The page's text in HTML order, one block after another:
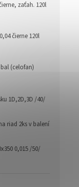
zaťah. 120l
čierne 120l
(celofan)
1D,2D,3D /40/
riad 2ks v balení
0,015 /50/